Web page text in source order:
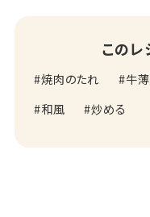
このレ
焼肉のたれ 牛
和風
炒める